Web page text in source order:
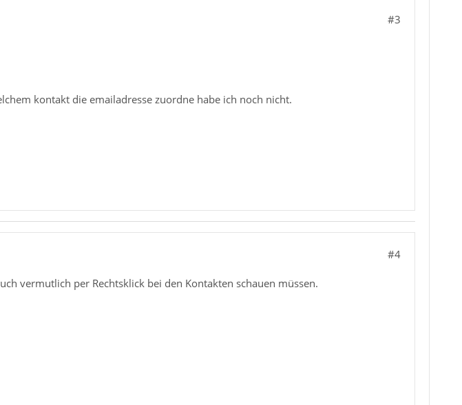
#3
kontakt die emailadresse zuordne habe ich noch nicht.
#4
vermutlich per Rechtsklick bei den Kontakten schauen müssen.